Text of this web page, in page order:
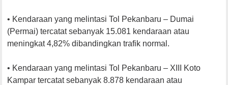
• Kendaraan yang melintasi Tol Pekanbaru – Dumai
(Permai) tercatat sebanyak 15.081 kendaraan atau
meningkat 4,82% dibandingkan trafik normal.
• Kendaraan yang melintasi Tol Pekanbaru – XIII Koto
Kampar tercatat sebanyak 8.878 kendaraan atau